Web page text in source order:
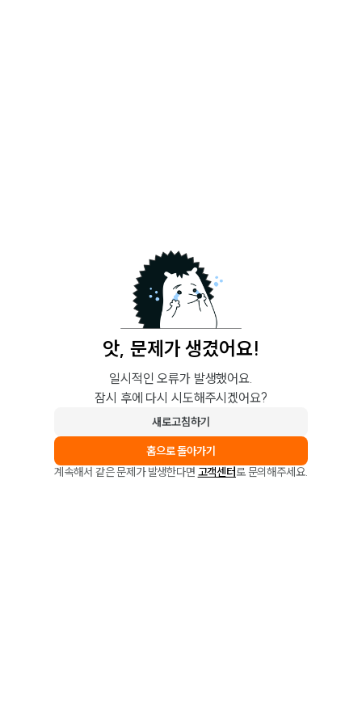
앗, 문제가 생겼어요!
일시적인 오류가 발생했어요.
잠시 후에 다시 시도해주시겠어요?
새로고침하기
홈으로 돌아가기
계속해서 같은 문제가 발생한다면 고객센터로 문의해주세요.